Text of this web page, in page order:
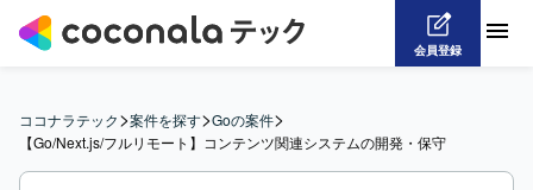
会員登録
ココナラテック>案件を探す>Goの案件>
【Go/Next.js/フルリモート】コンテンツ関連システムの開発・保守